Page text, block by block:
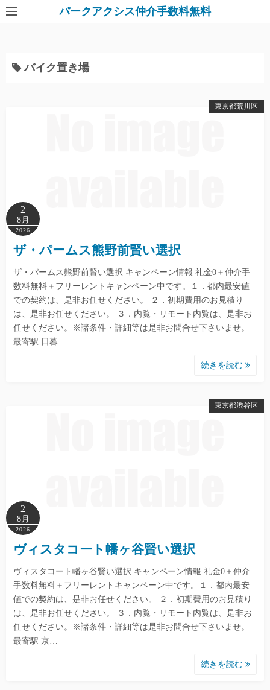
パークアクシス仲介手数料無料
バイク置き場
東京都荒川区
2
8月
2026
ザ・パームス熊野前賢い選択
ザ・パームス熊野前賢い選択 キャンペーン情報 礼金0＋仲介手
数料無料＋フリーレントキャンペーン中です。１．都内最安値
での契約は、是非お任せください。 ２．初期費用のお見積り
は、是非お任せください。 ３．内覧・リモート内覧は、是非お
任せください。※諸条件・詳細等は是非お問合せ下さいませ。
最寄駅 日暮…
続きを読む
東京都渋谷区
2
8月
2026
ヴィスタコート幡ヶ谷賢い選択
ヴィスタコート幡ヶ谷賢い選択 キャンペーン情報 礼金0＋仲介
手数料無料＋フリーレントキャンペーン中です。１．都内最安
値での契約は、是非お任せください。 ２．初期費用のお見積り
は、是非お任せください。 ３．内覧・リモート内覧は、是非お
任せください。※諸条件・詳細等は是非お問合せ下さいませ。
最寄駅 京…
続きを読む